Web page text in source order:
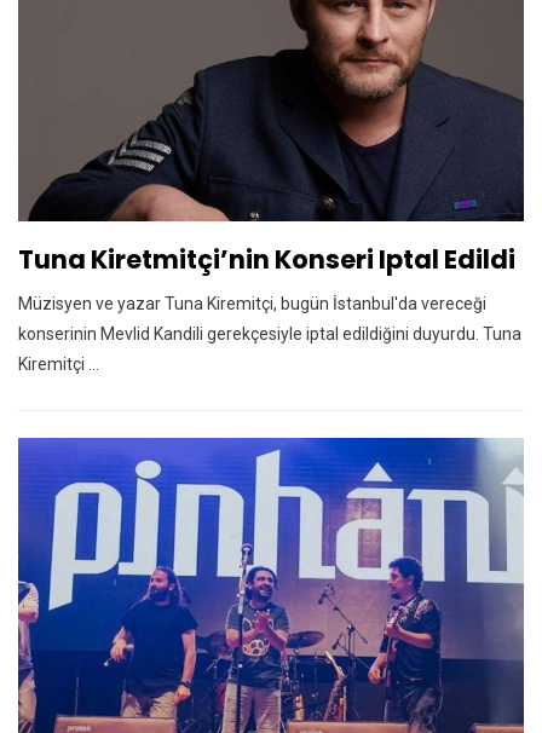
Tuna Kiretmitçi’nin Konseri Iptal Edildi
Müzisyen ve yazar Tuna Kiremitçi, bugün İstanbul'da vereceği
konserinin Mevlid Kandili gerekçesiyle iptal edildiğini duyurdu. Tuna
Kiremitçi ...